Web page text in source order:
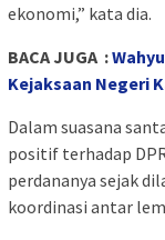
ekonomi,” kata dia.
BACA JUGA :
Kejaksaan Negeri
Dalam suasana
positif terhadap
perdananya sejak
koordinasi antar